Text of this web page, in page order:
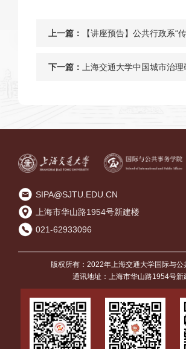
上一篇： 【讲座预告】公共行政系“
新”系列讲座 | 马亮教授：生
下一篇： 上海交通大学中国城市治
SIPA@SJTU.EDU.CN
上海市华山路1954号新建楼
021-62933096
版权所有：2022年上海交通大学国际与公
通讯地址：上海市华山路1954号新